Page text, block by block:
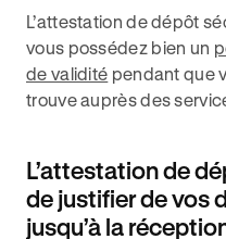
L’attestation de dépôt
vous possédez bien un
de validité pendant que
trouve auprès des
L’attestation de
de justifier de vos
jusqu’à la